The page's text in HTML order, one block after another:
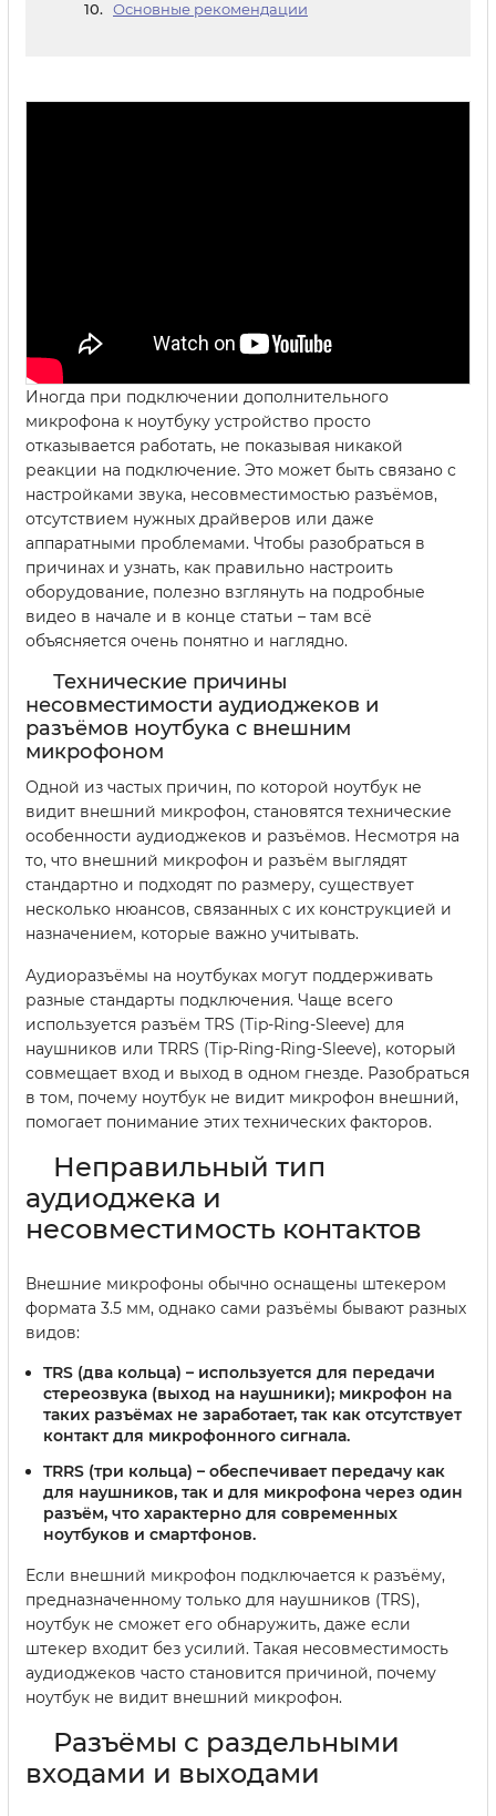
Основные рекомендации
Иногда при подключении дополнительного
микрофона к ноутбуку устройство просто
отказывается работать, не показывая никакой
реакции на подключение. Это может быть связано с
настройками звука, несовместимостью разъёмов,
отсутствием нужных драйверов или даже
аппаратными проблемами. Чтобы разобраться в
причинах и узнать, как правильно настроить
оборудование, полезно взглянуть на подробные
видео в начале и в конце статьи – там всё
объясняется очень понятно и наглядно.
Технические причины
несовместимости аудиоджеков и
разъёмов ноутбука с внешним
микрофоном
Одной из частых причин, по которой ноутбук не
видит внешний микрофон, становятся технические
особенности аудиоджеков и разъёмов. Несмотря на
то, что внешний микрофон и разъём выглядят
стандартно и подходят по размеру, существует
несколько нюансов, связанных с их конструкцией и
назначением, которые важно учитывать.
Аудиоразъёмы на ноутбуках могут поддерживать
разные стандарты подключения. Чаще всего
используется разъём TRS (Tip-Ring-Sleeve) для
наушников или TRRS (Tip-Ring-Ring-Sleeve), который
совмещает вход и выход в одном гнезде. Разобраться
в том, почему ноутбук не видит микрофон внешний,
помогает понимание этих технических факторов.
Неправильный тип
аудиоджека и
несовместимость контактов
Внешние микрофоны обычно оснащены штекером
формата 3.5 мм, однако сами разъёмы бывают разных
видов:
TRS (два кольца) – используется для передачи
стереозвука (выход на наушники); микрофон на
таких разъёмах не заработает, так как отсутствует
контакт для микрофонного сигнала.
TRRS (три кольца) – обеспечивает передачу как
для наушников, так и для микрофона через один
разъём, что характерно для современных
ноутбуков и смартфонов.
Если внешний микрофон подключается к разъёму,
предназначенному только для наушников (TRS),
ноутбук не сможет его обнаружить, даже если
штекер входит без усилий. Такая несовместимость
аудиоджеков часто становится причиной, почему
ноутбук не видит внешний микрофон.
Разъёмы с раздельными
входами и выходами